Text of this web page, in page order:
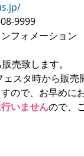
9999
ンフォメーショ
売致します。
ェスタ時から販売
ので、お早めに
いませんので、